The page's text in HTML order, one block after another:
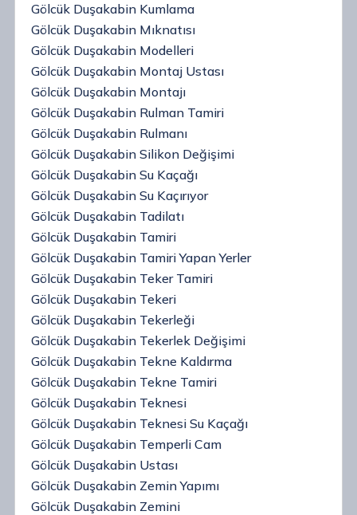
Gölcük Duşakabin Kumlama
Gölcük Duşakabin Mıknatısı
Gölcük Duşakabin Modelleri
Gölcük Duşakabin Montaj Ustası
Gölcük Duşakabin Montajı
Gölcük Duşakabin Rulman Tamiri
Gölcük Duşakabin Rulmanı
Gölcük Duşakabin Silikon Değişimi
Gölcük Duşakabin Su Kaçağı
Gölcük Duşakabin Su Kaçırıyor
Gölcük Duşakabin Tadilatı
Gölcük Duşakabin Tamiri
Gölcük Duşakabin Tamiri Yapan Yerler
Gölcük Duşakabin Teker Tamiri
Gölcük Duşakabin Tekeri
Gölcük Duşakabin Tekerleği
Gölcük Duşakabin Tekerlek Değişimi
Gölcük Duşakabin Tekne Kaldırma
Gölcük Duşakabin Tekne Tamiri
Gölcük Duşakabin Teknesi
Gölcük Duşakabin Teknesi Su Kaçağı
Gölcük Duşakabin Temperli Cam
Gölcük Duşakabin Ustası
Gölcük Duşakabin Zemin Yapımı
Gölcük Duşakabin Zemini